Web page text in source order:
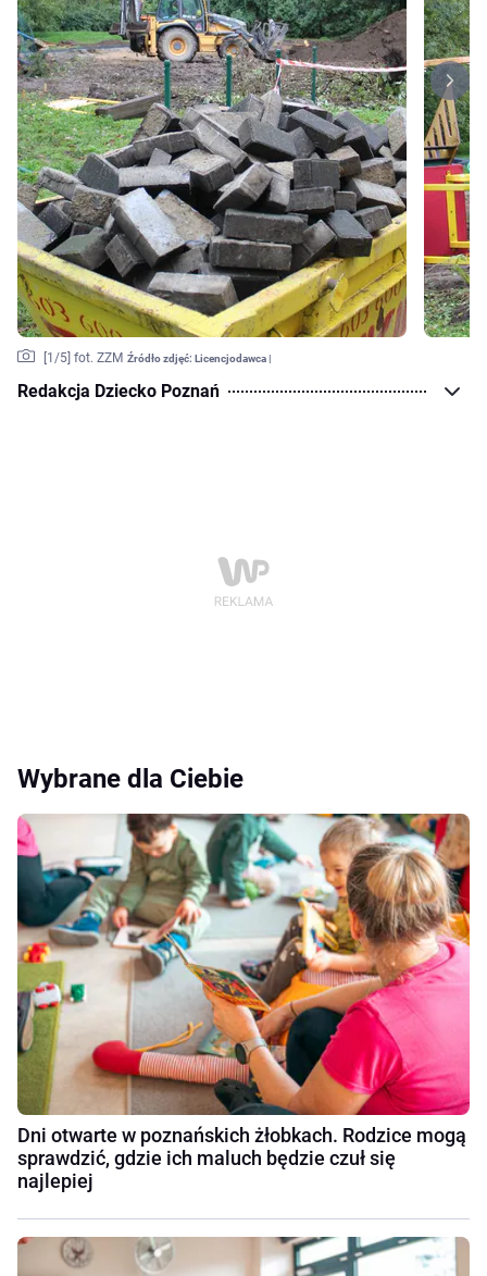
1 /5] fot. ZZM Źródło zdjęć: Licencjodawca |
Redakcja Dziecko Poznań
Wybrane dla Ciebie
Dni otwarte w poznańskich żłobkach. Rodzice mogą
sprawdzić, gdzie ich maluch będzie czuł się
najlepiej